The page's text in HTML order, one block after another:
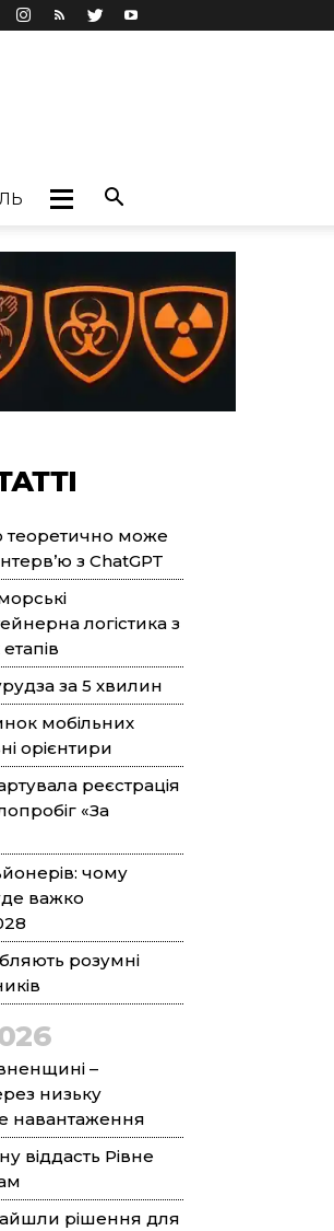
теоретично може
з ChatGPT
логістика з
за 5 хвилин
мобільних
орієнтири
реєстрація
«За
чому
важко
розумні
–
низьку
навантаження
віддасть Рівне
рішення для